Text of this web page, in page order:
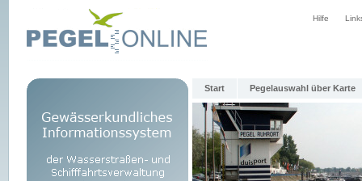
Hilfe
Start Pegelauswahl über Karte